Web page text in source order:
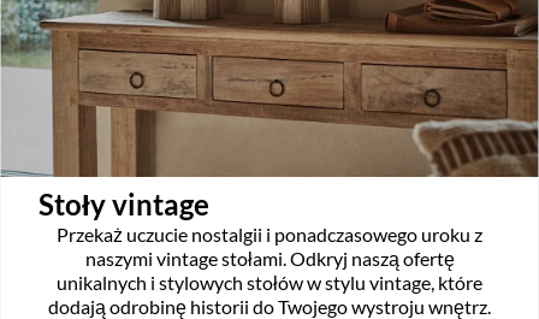
Stoły vintage
Przekaż uczucie nostalgii i ponadczasowego uroku z
naszymi vintage stołami. Odkryj naszą ofertę
unikalnych i stylowych stołów w stylu vintage, które
dodają odrobinę historii do Twojego wystroju wnętrz.